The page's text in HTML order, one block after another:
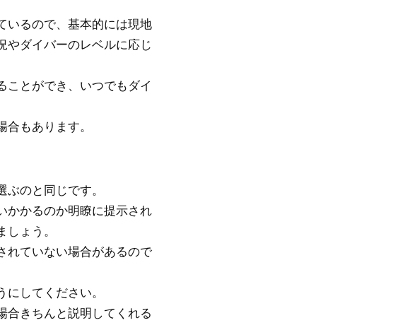
いるので、基本的には現地
やダイバーのレベルに応じ
ことができ、いつでもダイ
もあります。
のと同じです。
かかるのか明瞭に提示され
ょう。
れていない場合があるので
してください。
合きちんと説明してくれる